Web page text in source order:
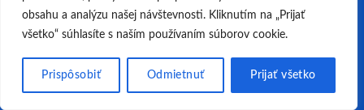
obsahu a analýzu našej návštevnosti. Kliknutím na „Prijať
všetko“ súhlasíte s naším používaním súborov cookie.
Prispôsobiť Odmietnuť Prijať všetko
Všechna práva vyhrazena 2026 © JRHOCKEY.SK